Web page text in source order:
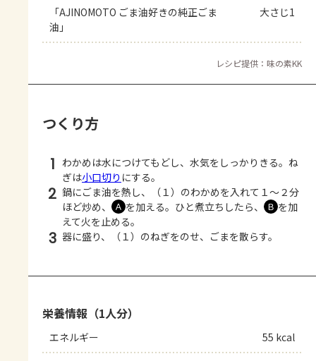
「AJINOMOTO ごま油好きの純正ごま
油」
大さじ1
レシピ提供：味の素KK
つくり方
1 わかめは水につけてもどし、水気をしっかりきる。ね
ぎは小口切り にする。
2 鍋にごま油を熱し、（１）のわかめを入れて１～２分
ほど炒め、
Ａ を加える。ひと煮立ちしたら、 Ｂ を加
えて火を止める。
3 器に盛り、（１）のねぎをのせ、ごまを散らす。
栄養情報（1人分）
エネルギー 55 kcal